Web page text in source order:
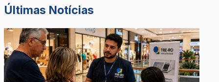
Últimas Notícias